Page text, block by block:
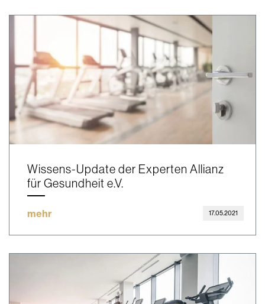
Wissens-Update der Experten Allianz
für Gesundheit e.V.
mehr 17.05.2021